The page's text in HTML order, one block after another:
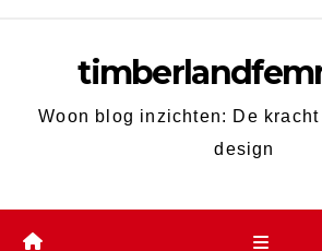
Woon blog inzichten: De
design